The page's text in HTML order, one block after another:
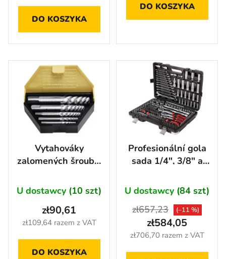
w
DO KOSZYKA
DO KOSZYKA
Vytahováky
zalomených šroubů,
U dostawcy (10 szt)
zł109,64 razem z VAT
zł90,61
DO KOSZYKA
Profesionální gola
sada 1/4", 3/8" a
U dostawcy (84 szt)
zł706,70 razem z VAT
zł584,05
zł657,23 (–11 %)